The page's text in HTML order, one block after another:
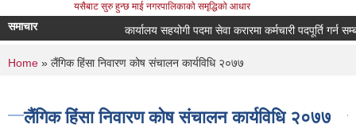
यसैबाट सुरु हुन्छ माई नगरपालिकाको समृद्धिको आधार
समाचार कार्यालय सहयोगी पदमा सेवा करारमा कर्मचारी पदपूर्ति गर्न
You are here
Home » लैंगिक हिंसा निवारण कोष संचालन कार्यविधि २०७७
लैंगिक हिंसा निवारण कोष संचालन कार्यविधि २०७७